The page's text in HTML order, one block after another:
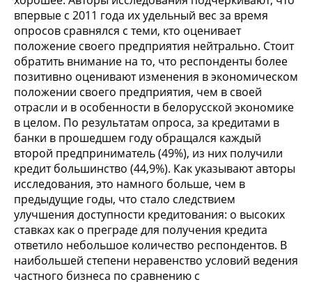
впервые с 2011 года их удельный вес за время
опросов сравнялся с теми, кто оценивает
положение своего предприятия нейтрально. Стоит
обратить внимание на то, что респонденты более
позитивно оценивают изменения в экономическом
положении своего предприятия, чем в своей
отрасли и в особенности в белорусской экономике
в целом. По результатам опроса, за кредитами в
банки в прошедшем году обращался каждый
второй предприниматель (49%), из них получили
кредит большинство (44,9%). Как указывают авторы
исследования, это намного больше, чем в
предыдущие годы, что стало следствием
улучшения доступности кредитования: о высоких
ставках как о преграде для получения кредита
ответило небольшое количество респондентов. В
наибольшей степени неравенство условий ведения
частного бизнеса по сравнению с